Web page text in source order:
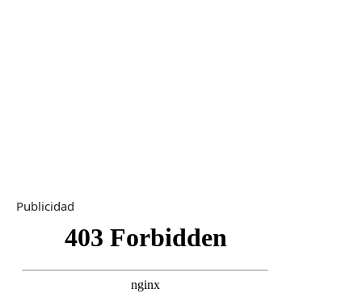
Publicidad